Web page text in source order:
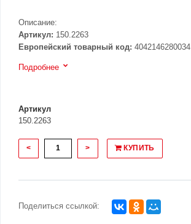
Описание:
Артикул: 150.2263
Европейский товарный код: 4042146280034
Подробнее
Артикул
150.2263
< > КУПИТЬ
Поделиться ссылкой: